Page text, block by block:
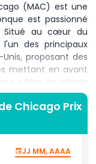
(MAC) est une
est passionné
Situé au cœur du
des principaux
proposant des
mettant en avant
côtés de talents
une variété en
sculptures,
et arts de la
une expérience
plus qu'un musée :
qui accueille des
Chicago Prix
JJ MM, AAAA